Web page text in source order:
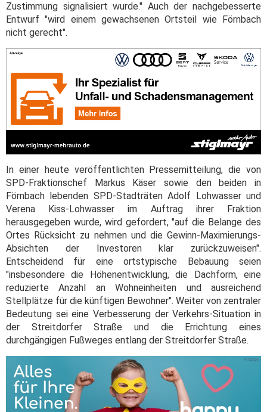
Zustimmung signalisiert wurde." Auch der nachgebesserte
Entwurf "wird einem gewachsenen Ortsteil wie Förnbach
nicht gerecht".
In einer heute veröffentlichten Pressemitteilung, die von
SPD-Fraktionschef Markus Käser sowie den beiden in
Förnbach lebenden SPD-Stadträten Adolf Lohwasser und
Verena Kiss-Lohwasser im Auftrag ihrer Fraktion
herausgegeben wurde, wird gefordert, "auf die Belange des
Ortes Rücksicht zu nehmen und die Gewinn-Maximierungs-
Absichten der Investoren klar zurückzuweisen".
Entscheidend für eine ortstypische Bebauung seien
"insbesondere die Höhenentwicklung, die Dachform, eine
reduzierte Anzahl an Wohneinheiten und ausreichend
Stellplätze für die künftigen Bewohner". Weiter von zentraler
Bedeutung sei eine Verbesserung der Verkehrs-Situation in
der Streitdorfer Straße und die Errichtung eines
durchgängigen Fußweges entlang der Streitdorfer Straße.